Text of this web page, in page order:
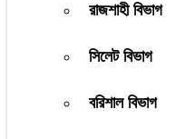
রাজশাহী বিভাগ
সিলেট বিভাগ
বরিশাল বিভাগ